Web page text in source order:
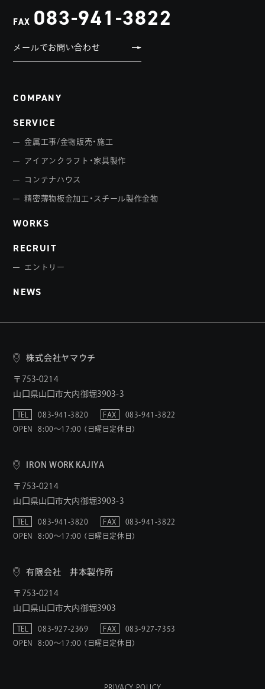
FAX 083-941-3822
メールでお問い合わせ
COMPANY
SERVICE
金属工事/金物販売・施工
アイアンクラフト・家具製作
コンテナハウス
精密薄物板金加工・スチール製作金物
WORKS
RECRUIT
エントリー
NEWS
株式会社ヤマウチ
〒753-0214
山口県山口市大内御堀3903-3
TEL 083-941-3820 FAX
083-941-3822
OPEN
8:00〜17:00 （日曜日定休日）
IRON WORK KAJIYA
〒753-0214
山口県山口市大内御堀3903-3
TEL 083-941-3820 FAX
083-941-3822
OPEN
8:00〜17:00 （日曜日定休日）
有限会社 井本製作所
〒753-0214
山口県山口市大内御堀3903
TEL 083-927-2369 FAX
083-927-7353
OPEN
8:00〜17:00 （日曜日定休日）
PRIVACY POLICY